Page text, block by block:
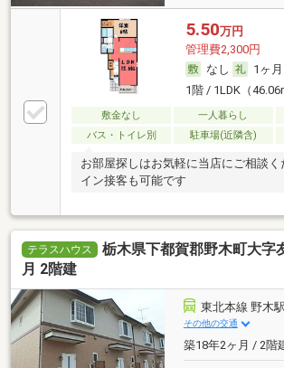
5.50万円
管理費2,300円
なし
1ヶ月
1階 / 1LDK（
敷金なし 一人暮らし
バス・トイレ別
駐車場(近隣含)
お部屋探しはお気軽に当店にご相談く
イン接客も可能です
テラスハウス
栃木県下都賀郡野木町大字
月 2階建
東北本線 野木
その他の交通
築18年2ヶ月 / 2階